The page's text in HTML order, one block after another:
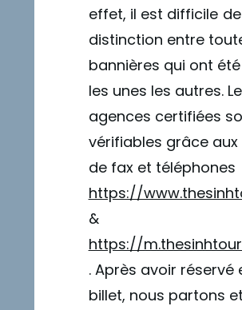
effet, il est difficile
distinction entre
bannières qui ont
les unes les autres.
agences certifiées
vérifiables grâce
de fax et téléphones
https://
&
https://
. Après avoir réservé
billet, nous partons